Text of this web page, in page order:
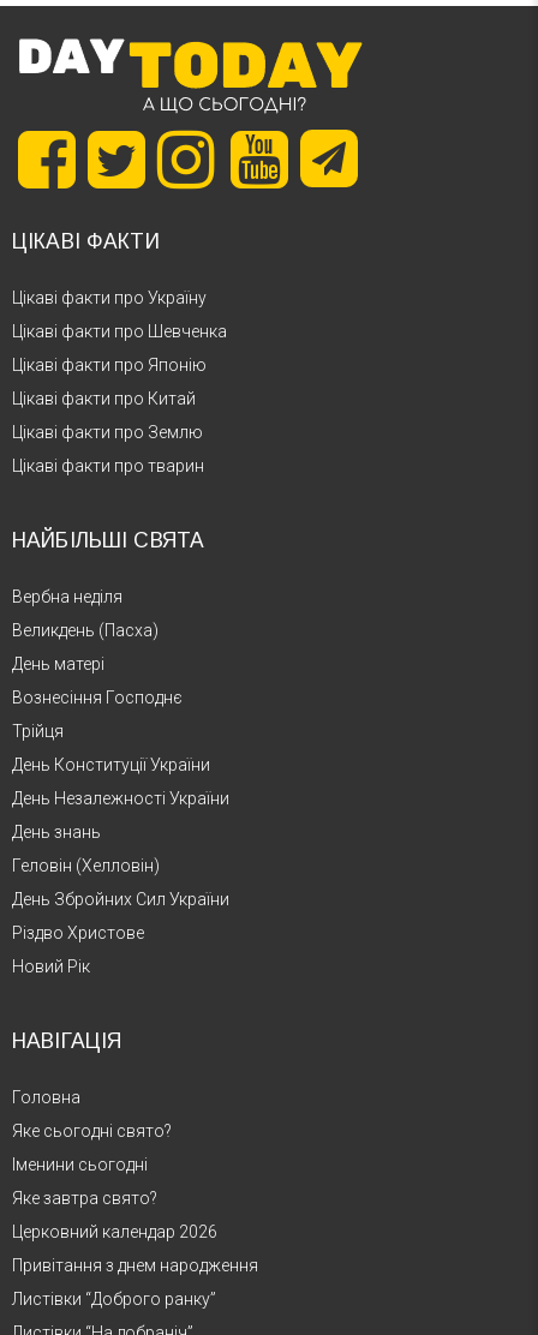
ЦІКАВІ ФАКТИ
Цікаві факти про Україну
Цікаві факти про Шевченка
Цікаві факти про Японію
Цікаві факти про Китай
Цікаві факти про Землю
Цікаві факти про тварин
НАЙБІЛЬШІ СВЯТА
Вербна неділя
Великдень (Пасха)
День матері
Вознесіння Господнє
Трійця
День Конституції України
День Незалежності України
День знань
Геловін (Хелловін)
День Збройних Сил України
Різдво Христове
Новий Рік
НАВІГАЦІЯ
Головна
Яке сьогодні свято?
Іменини сьогодні
Яке завтра свято?
Церковний календар 2026
Привітання з днем народження
Листівки “Доброго ранку”